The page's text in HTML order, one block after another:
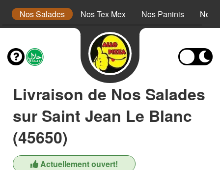
Nos Salades Nos Tex Mex Nos Paninis Nos
Livraison de Nos Salades
sur Saint Jean Le Blanc
(45650)
Actuellement ouvert!